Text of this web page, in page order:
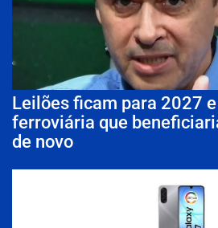
Leilões ficam para 2027
ferroviária que
de novo